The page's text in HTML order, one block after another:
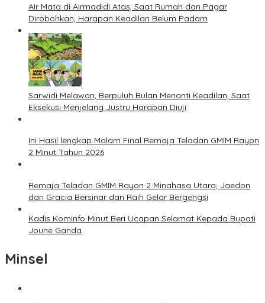
Air Mata di Airmadidi Atas, Saat Rumah dan Pagar
Dirobohkan, Harapan Keadilan Belum Padam
Sarwidi Melawan, Berpuluh Bulan Menanti Keadilan, Saat
Eksekusi Menjelang Justru Harapan Diuji
Ini Hasil lengkap Malam Final Remaja Teladan GMIM Rayon
2 Minut Tahun 2026
Remaja Teladan GMIM Rayon 2 Minahasa Utara, Jaedon
dan Gracia Bersinar dan Raih Gelar Bergengsi
Kadis Kominfo Minut Beri Ucapan Selamat Kepada Bupati
Joune Ganda
Minsel